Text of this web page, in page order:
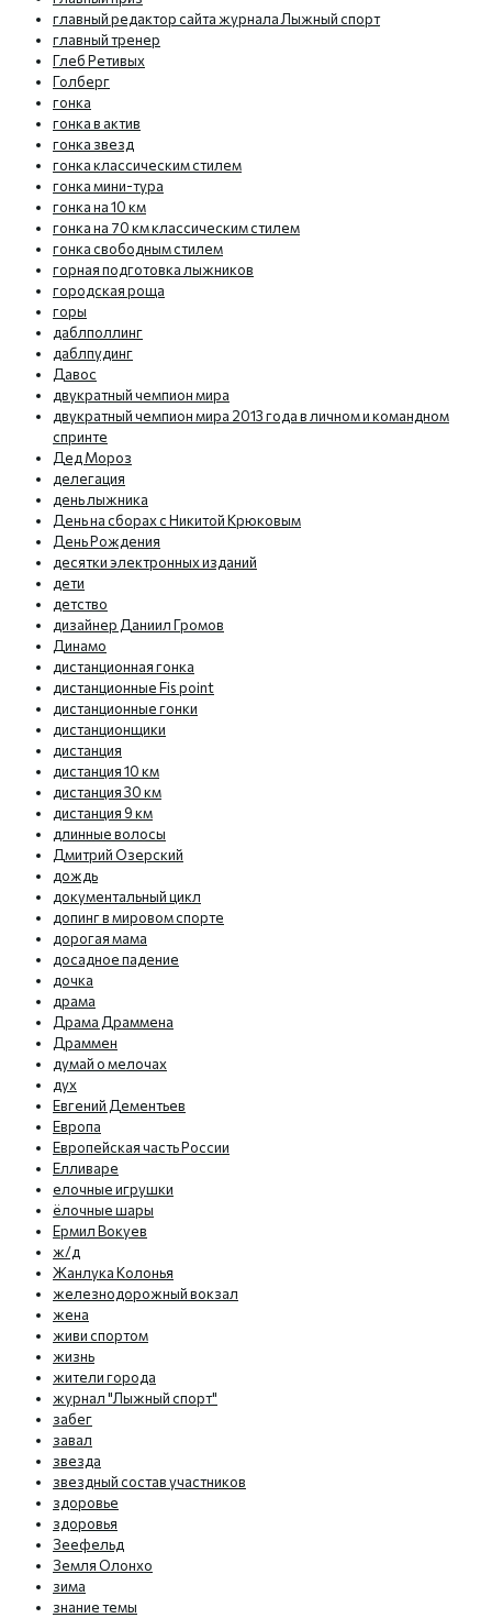
главный редактор сайта журнала Лыжный спорт
главный тренер
Глеб Ретивых
Голберг
гонка
гонка в актив
гонка звезд
гонка классическим стилем
гонка мини-тура
гонка на 10 км
гонка на 70 км классическим стилем
гонка свободным стилем
горная подготовка лыжников
городская роща
горы
даблполлинг
даблпудинг
Давос
двукратный чемпион мира
двукратный чемпион мира 2013 года в личном и командном
спринте
Дед Мороз
делегация
день лыжника
День на сборах с Никитой Крюковым
День Рождения
десятки электронных изданий
дети
детство
дизайнер Даниил Громов
Динамо
дистанционная гонка
дистанционные Fis point
дистанционные гонки
дистанционщики
дистанция
дистанция 10 км
дистанция 30 км
дистанция 9 км
длинные волосы
Дмитрий Озерский
дождь
документальный цикл
допинг в мировом спорте
дорогая мама
досадное падение
дочка
драма
Драма Драммена
Драммен
думай о мелочах
дух
Евгений Дементьев
Европа
Европейская часть России
Елливаре
елочные игрушки
ёлочные шары
Ермил Вокуев
ж/д
Жанлука Колонья
железнодорожный вокзал
жена
живи спортом
жизнь
жители города
журнал "Лыжный спорт"
забег
завал
звезда
звездный состав участников
здоровье
здоровья
Зеефельд
Земля Олонхо
зима
знание темы